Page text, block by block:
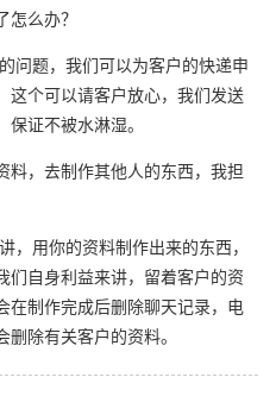
么办？
问题，我们可以为客户的快递申
这个可以请客户放心，我们发送
证不被水淋湿。
料，去制作其他人的东西，我担
，用你的资料制作出来的东西，
们自身利益来讲，留着客户的资
在制作完成后删除聊天记录，电
除有关客户的资料。